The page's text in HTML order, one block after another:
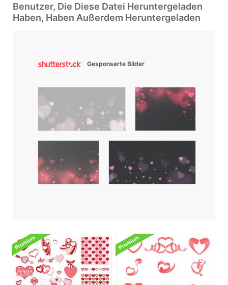
Benutzer, Die Diese Datei Heruntergeladen
Haben, Haben Außerdem Heruntergeladen
Gesponserte Bilder